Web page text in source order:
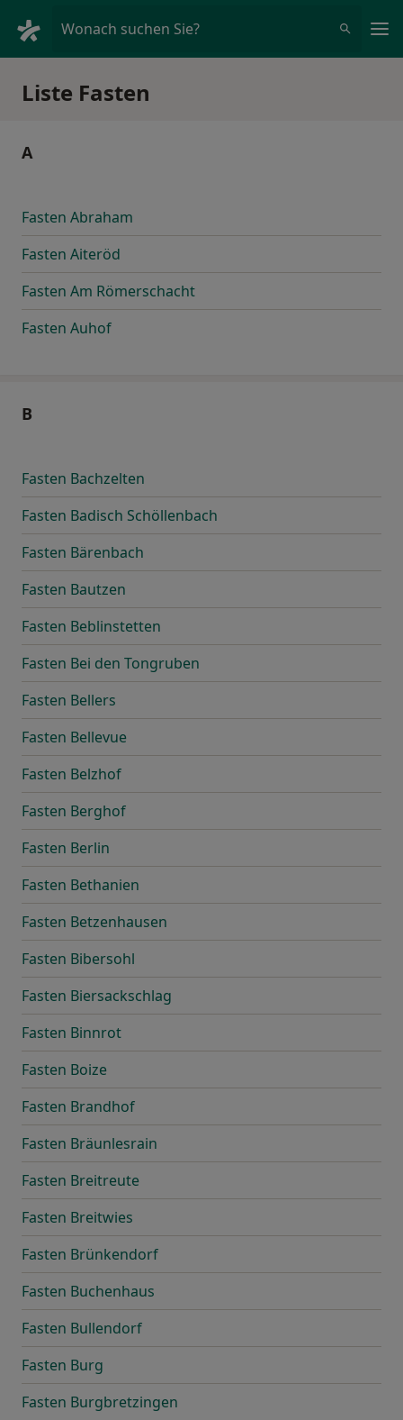
Wonach suchen Sie?
Liste Fasten
A
Fasten Abraham
Fasten Aiteröd
Fasten Am Römerschacht
Fasten Auhof
B
Fasten Bachzelten
Fasten Badisch Schöllenbach
Fasten Bärenbach
Fasten Bautzen
Fasten Beblinstetten
Fasten Bei den Tongruben
Fasten Bellers
Fasten Bellevue
Fasten Belzhof
Fasten Berghof
Fasten Berlin
Fasten Bethanien
Fasten Betzenhausen
Fasten Bibersohl
Fasten Biersackschlag
Fasten Binnrot
Fasten Boize
Fasten Brandhof
Fasten Bräunlesrain
Fasten Breitreute
Fasten Breitwies
Fasten Brünkendorf
Fasten Buchenhaus
Fasten Bullendorf
Fasten Burg
Fasten Burgbretzingen